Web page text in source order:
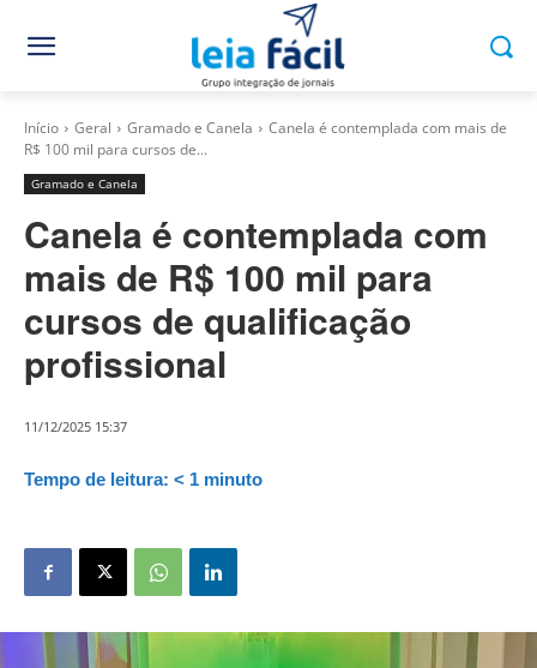
Início Geral Gramado e Canela
Canela é contemplada com mais de
R$ 100 mil para cursos de...
Gramado e Canela
Canela é contemplada com
mais de R$ 100 mil para
cursos de qualificação
profissional
11/12/2025 15:37
Tempo de leitura: < 1 minuto